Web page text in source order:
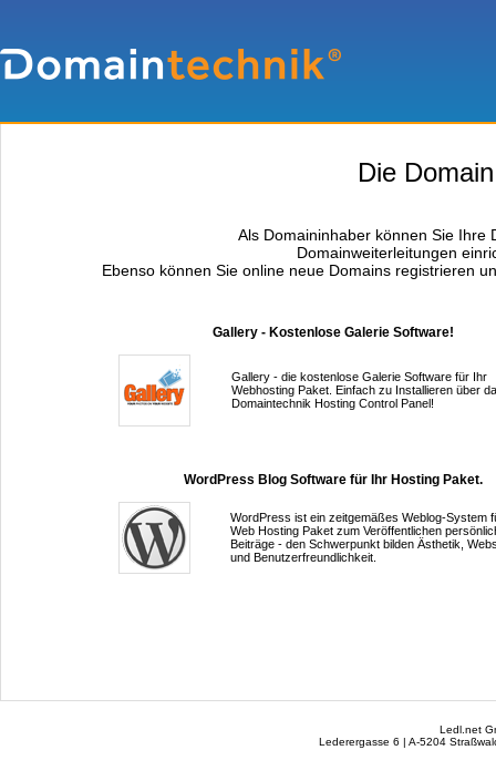
Die
Als Domaininhaber können Sie Ihre
Domainweiterleitungen
Ebenso können Sie online neue Domains registrieren
Gallery - Kostenlose Galerie Software!
Gallery - die kostenlose Galerie Software für Ihr
Webhosting Paket. Einfach zu Installieren über
Domaintechnik Hosting Control Panel!
WordPress Blog Software für Ihr Hosting Paket.
WordPress ist ein zeitgemäßes Weblog-System
Web Hosting Paket zum Veröffentlichen
Beiträge - den Schwerpunkt bilden Ästhetik,
und Benutzerfreundlichkeit.
Ledl.net
Lederergasse 6 | A-5204